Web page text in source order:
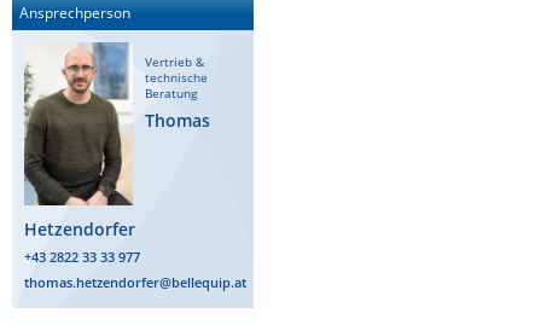
Ansprechperson
Vertrieb &
technische
Beratung
Thomas
Hetzendorfer
+43 2822 33 33 977
thomas.hetzendorfer@bellequip.at